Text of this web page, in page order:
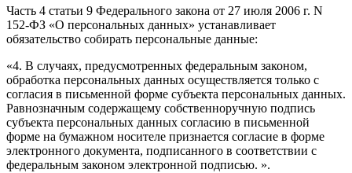
Часть 4 статьи 9 Федерального закона от 27 июля 2006 г. N
152-ФЗ «О персональных данных» устанавливает
обязательство собирать персональные данные:
«4. В случаях, предусмотренных федеральным законом,
обработка персональных данных осуществляется только с
согласия в письменной форме субъекта персональных данных.
Равнозначным содержащему собственноручную подпись
субъекта персональных данных согласию в письменной
форме на бумажном носителе признается согласие в форме
электронного документа, подписанного в соответствии с
федеральным законом электронной подписью. ».